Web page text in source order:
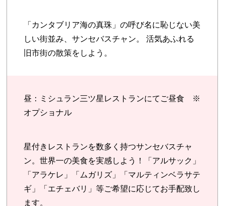
「カンタブリア海の真珠」の呼び名に恥じない美
しい街並み、サンセバスチャン。 活気あふれる
旧市街の散策をしよう。
昼：ミシュラン三ツ星レストランにてご昼食 ※
オプショナル
星付きレストランを数多く持つサンセバスチャ
ン。世界一の美食を実感しよう！「アルサック」
「アラケレ」「ムガリズ」「マルティンベラサテ
ギ」「エチェバリ」等ご希望に応じてお手配致し
ます。